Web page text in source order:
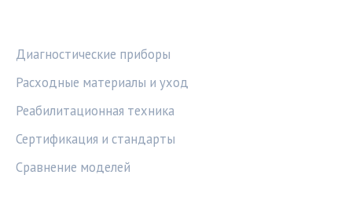
Диагностические приборы
Расходные материалы и уход
Реабилитационная техника
Сертификация и стандарты
Сравнение моделей